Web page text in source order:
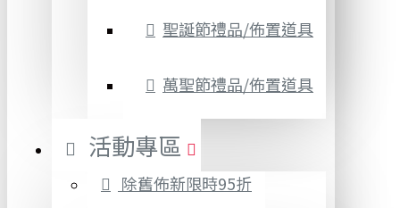
聖誕節禮品/佈置道具
萬聖節禮品/佈置道具
活動專區
除舊佈新限時95折